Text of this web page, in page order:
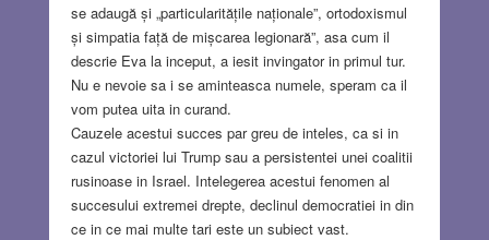
se adaugă și „particularitățile naționale”, ortodoxismul
și simpatia față de mișcarea legionară”, asa cum il
descrie Eva la inceput, a iesit invingator in primul tur.
Nu e nevoie sa i se aminteasca numele, speram ca il
vom putea uita in curand.
Cauzele acestui succes par greu de inteles, ca si in
cazul victoriei lui Trump sau a persistentei unei coalitii
rusinoase in Israel. Intelegerea acestui fenomen al
succesului extremei drepte, declinul democratiei in din
ce in ce mai multe tari este un subiect vast.